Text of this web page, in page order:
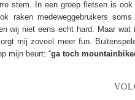
stem. In een groep fietsen is
raken medeweggebruikers
wij niet eens echt hard. Maar
mij zoveel meer fun.
mijn beurt: “ga toch